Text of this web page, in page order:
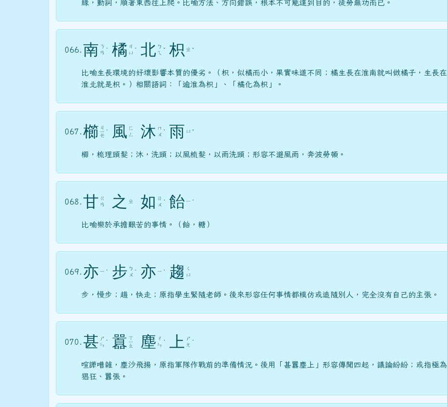
緣，動詞，順著東西往上爬。比喻方法、方向錯誤，根本不可能達到目的，徒勞無功而已。
066. 南 ㄋ
ㄢ ˊ 橘 ㄐ
ㄩ ˊ 北 ㄅ
ㄟ ˇ 枳 ㄓ ˇ
比喻生長環境的好壞影響本質的優劣。（枳，似橘而小，果實味道不同；橘生長在淮南就叫做橘子，生長在
淮北就是枳。）相關語詞：「逾淮為枳」、「橘化為枳」。
067. 櫛 ㄐ
ㄧ
ㄝ
ˊ 風 ㄈ
ㄥ
沐 ㄇ
ㄨ ˋ 雨 ㄩ ˇ
櫛，梳理頭髮；沐，洗頭；以風梳髮，以雨洗頭；形容不避風雨，奔波勞頓。
068. 甘 ㄍ
ㄢ
之 ㄓ 如 ㄖ
ㄨ ˊ 飴 ㄧ ˊ
比喻樂於承擔艱苦的事情。（飴，糖）
069. 亦 ㄧ ˋ 步 ㄅ
ㄨ ˋ 亦 ㄧ ˋ 趨
ㄑ
ㄩ
步，慢步；趨，快走；原指學生緊隨老師。後來形容任何事情都模仿或追隨別人，完全沒有自己的主張。
070. 甚 ㄕ
ㄣ ˋ 囂 ㄒ
ㄧ
ㄠ 塵 ㄔ
ㄣ ˊ 上
ㄕ
ㄤ ˋ
喧譁嘈雜，塵沙飛揚，原指軍隊作戰前的準備情況。後用「甚囂塵上」形容傳聞四起，議論紛紛；或指極為
猖狂、囂張。